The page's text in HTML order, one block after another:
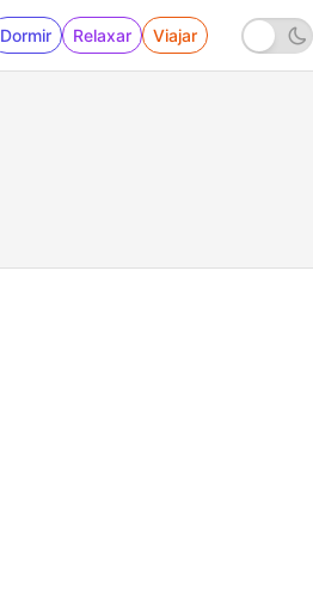
Dormir Relaxar Viajar